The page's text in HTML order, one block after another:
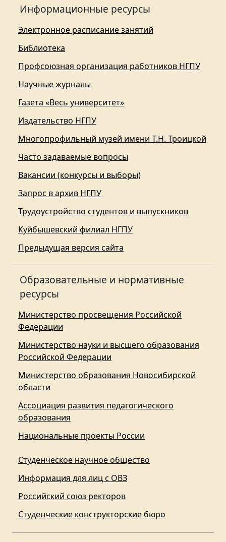
Информационные ресурсы
Электронное расписание занятий
Библиотека
Профсоюзная организация работников НГПУ
Научные журналы
Газета «Весь университет»
Издательство НГПУ
Многопрофильный музей имени Т.Н. Троицкой
Часто задаваемые вопросы
Вакансии (конкурсы и выборы)
Запрос в архив НГПУ
Трудоустройство студентов и выпускников
Куйбышевский филиал НГПУ
Предыдущая версия сайта
Образовательные и нормативные
ресурсы
Министерство просвещения Российской
Федерации
Министерство науки и высшего образования
Российской Федерации
Министерство образования Новосибирской
области
Ассоциация развития педагогического
образования
Национальные проекты России
Студенческое научное общество
Информация для лиц с ОВЗ
Российский союз ректоров
Студенческие конструкторские бюро